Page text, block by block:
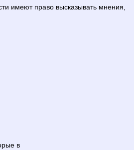
имеют право высказывать мнения,
в